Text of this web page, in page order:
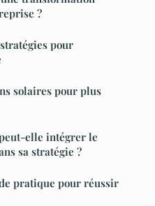
?
pour
solaires pour plus
elle intégrer le
sa stratégie ?
pratique pour réussir